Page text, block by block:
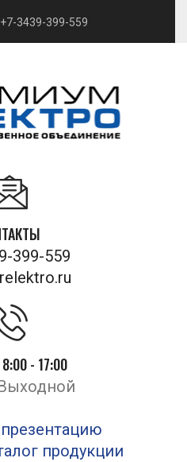
+7-3439-399-559
399-559
- 17:00
продукции